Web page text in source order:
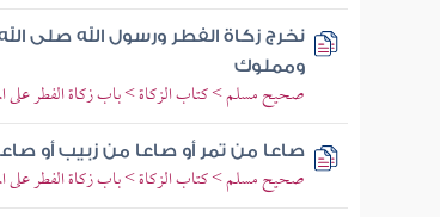
نخرج زكاة الفطر ورسول الله صلى
ومملوك
صحيح مسلم > كتاب الزكاة > باب زكاة الفطر على
صاعا من تمر أو صاعا من زبيب أو
صحيح مسلم > كتاب الزكاة > باب زكاة الفطر على